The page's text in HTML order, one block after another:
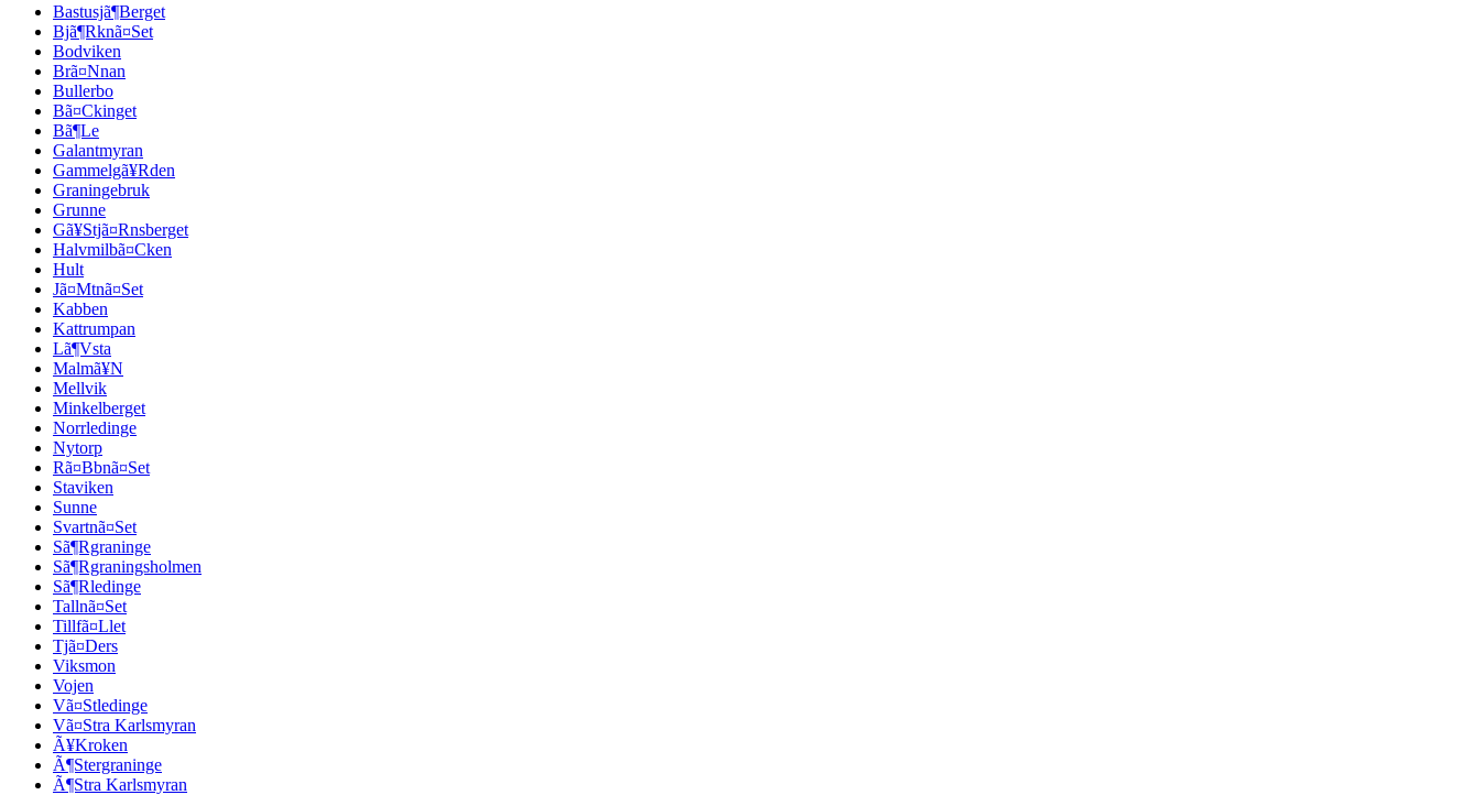
Bastusjã¶Berget
Bjã¶Rknã¤Set
Bodviken
Brã¤Nnan
Bullerbo
Bã¤Ckinget
Bã¶Le
Galantmyran
Gammelgã¥Rden
Graningebruk
Grunne
Gã¥Stjã¤Rnsberget
Halvmilbã¤Cken
Hult
Jã¤Mtnã¤Set
Kabben
Kattrumpan
Lã¶Vsta
Malmã¥N
Mellvik
Minkelberget
Norrledinge
Nytorp
Rã¤Bbnã¤Set
Staviken
Sunne
Svartnã¤Set
Sã¶Rgraninge
Sã¶Rgraningsholmen
Sã¶Rledinge
Tallnã¤Set
Tillfã¤Llet
Tjã¤Ders
Viksmon
Vojen
Vã¤Stledinge
Vã¤Stra Karlsmyran
Ã¥Kroken
Ã¶Stergraninge
Ã¶Stra Karlsmyran